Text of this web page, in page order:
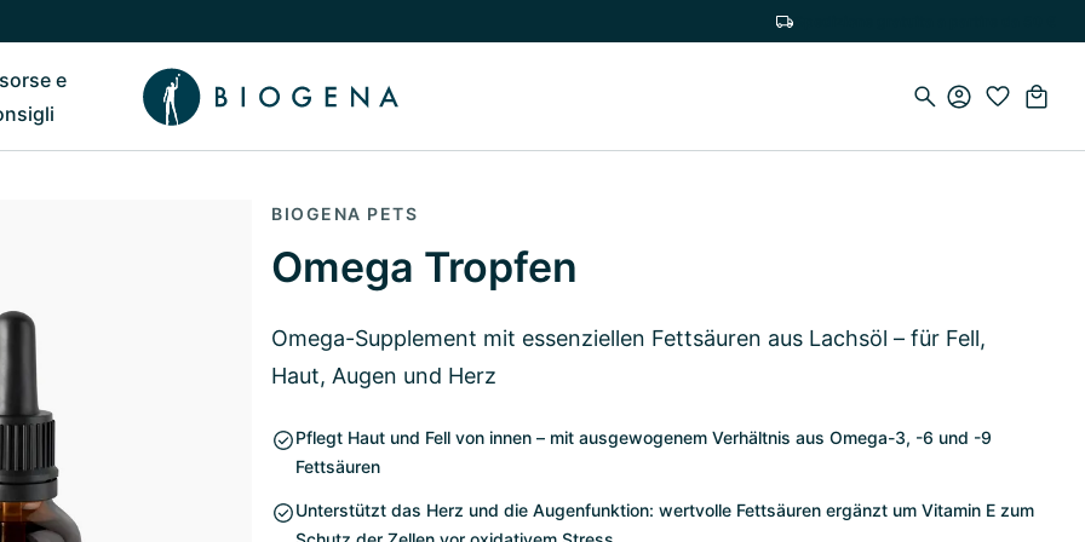
il sottomenu di Chi siamo
e
Riavvia il sottomenu di Risorse e consigli
BIOGENA PETS
Omega Tropfen
Omega-Supplement mit essenziellen Fettsäuren aus Lachsöl – für Fell,
Haut, Augen und Herz
Pflegt Haut und Fell von innen – mit ausgewogenem Verhältnis aus Omega-3, -6 und -9
Fettsäuren
Unterstützt das Herz und die Augenfunktion: wertvolle Fettsäuren ergänzt um Vitamin E zum